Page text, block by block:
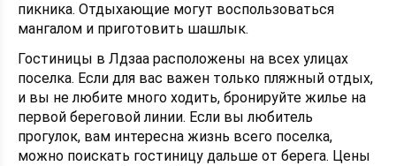
пикника. Отдыхающие могут воспользоваться
мангалом и приготовить шашлык.
Гостиницы в Лдзаа расположены на всех улицах
поселка. Если для вас важен только пляжный отдых,
и вы не любите много ходить, бронируйте жилье на
первой береговой линии. Если вы любитель
прогулок, вам интересна жизнь всего поселка,
можно поискать гостиницу дальше от берега. Цены